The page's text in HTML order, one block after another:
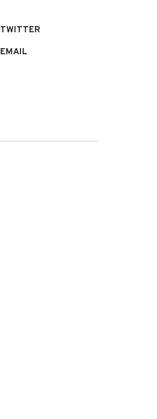
TWITTER
EMAIL